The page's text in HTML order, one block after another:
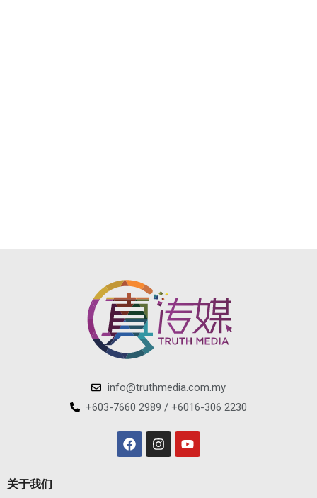
info@truthmedia.com.my
+603-7660 2989 / +6016-306 2230
关于我们